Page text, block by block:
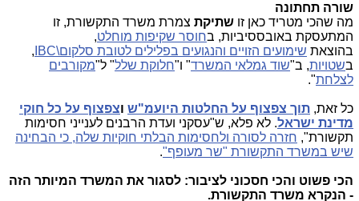
שורה תחתונה
מה שהכי מטריד כאן זו שתיקת צמרת משרד התקשורת, זו
המתעסקת באובססיביות, בחוסר שקיפות מוחלט,
בהוצאת שימועים הזויים והנגועים בפלילים לטובת סלקום\IBC
,
בשטויות, ב"שוד גמלאי המשרד" ו"חלוקת שלל" ל"מקורבים
לצלחת".
כל זאת, תוך צפצוף על החלטות היועמ"ש וצפצוף על כל חוקי
מדינת ישראל. לא פלא, ש"עסקני ועדת הרבנים לענייני חסימות
תקשורת", חזרה לסורה ולחסימות הבלתי חוקיות שלה, כי הבחינה
שיש במשרד התקשורת "שר מעופף".
הכי פשוט והכי חסכוני לציבור: לסגור את המשרד המיותר הזה
- הנקרא משרד התקשורת.